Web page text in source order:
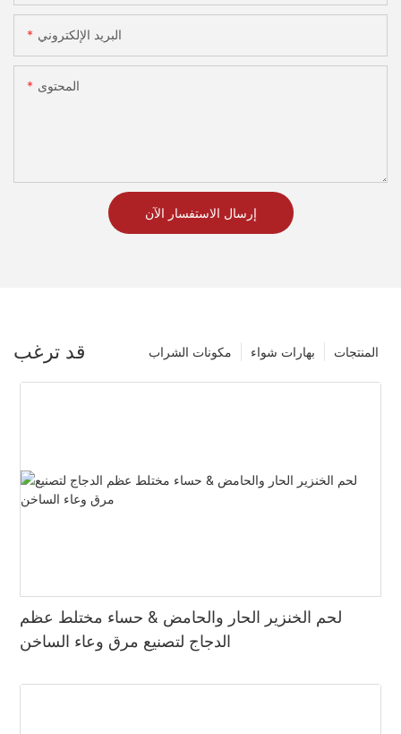
البريد الإلكتروني
المحتوى
إرسال الاستفسار الآن
قد ترغب المنتجات بهارات شواء مكونات الشراب
لحم الخنزير الحار والحامض & حساء مختلط عظم
الدجاج لتصنيع مرق وعاء الساخن